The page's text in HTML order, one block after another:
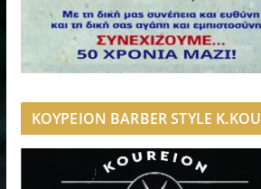
ΚΟΥΡΕΙΟΝ BARBER STYLE